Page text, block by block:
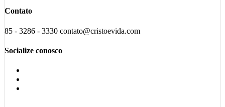
Contato
85 - 3286 - 3330 contato@cristoevida.com
Socialize conosco